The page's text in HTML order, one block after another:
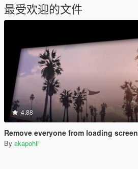
最受欢迎的文件
4.88
Remove everyone from loading screen
By akapohii